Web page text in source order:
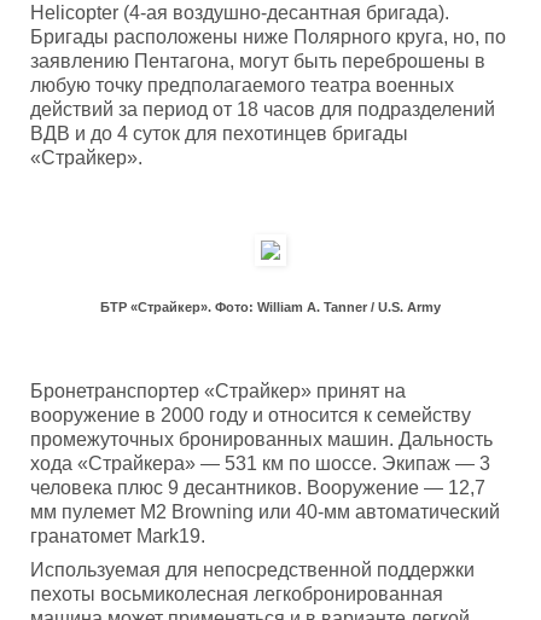
Helicopter (4-ая воздушно-десантная бригада).
Бригады расположены ниже Полярного круга, но, по
заявлению Пентагона, могут быть переброшены в
любую точку предполагаемого театра военных
действий за период от 18 часов для подразделений
ВДВ и до 4 суток для пехотинцев бригады
«Страйкер».
БТР «Страйкер». Фото: William A. Tanner / U.S. Army
Бронетранспортер «Страйкер» принят на
вооружение в 2000 году и относится к семейству
промежуточных бронированных машин. Дальность
хода «Страйкера» — 531 км по шоссе. Экипаж — 3
человека плюс 9 десантников. Вооружение — 12,7
мм пулемет М2 Browning или 40-мм автоматический
гранатомет Mark19.
Используемая для непосредственной поддержки
пехоты восьмиколесная легкобронированная